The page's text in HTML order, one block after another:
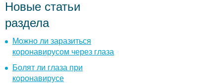
Новые статьи
раздела
Можно ли заразиться
коронавирусом через глаза
Болят ли глаза при
коронавирусе